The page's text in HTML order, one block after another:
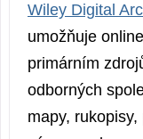
Wiley Digital
umožňuje
primárním
odborných
mapy,